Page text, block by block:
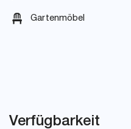
Gartenmöbel
Verfügbarkeit